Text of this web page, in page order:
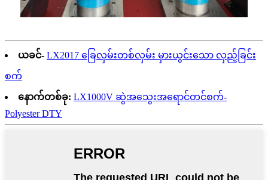
ယခင်- LX2017 ခြေလှမ်းတစ်လှမ်း မှားယွင်းသော လှည့်ခြင်း
စက်
နောက်တစ်ခု: LX1000V ဆွဲအသွေးအရောင်တင်စက်-
Polyester DTY